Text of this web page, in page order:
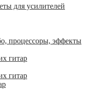
для усилителей
процессоры, эффекты
гитар
гитар